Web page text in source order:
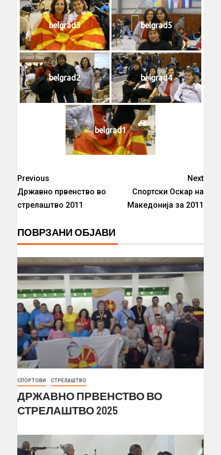
belgrad3 belgrad5
belgrad2 belgrad4
belgrad1
Previous
Државно првенство во
стрелаштво 2011
Next
Спортски Оскар на
Македонија за 2011
ПОВРЗАНИ ОБЈАВИ
СПОРТОВИ СТРЕЛАШТВО
ДРЖАВНО ПРВЕНСТВО ВО
СТРЕЛАШТВО 2025